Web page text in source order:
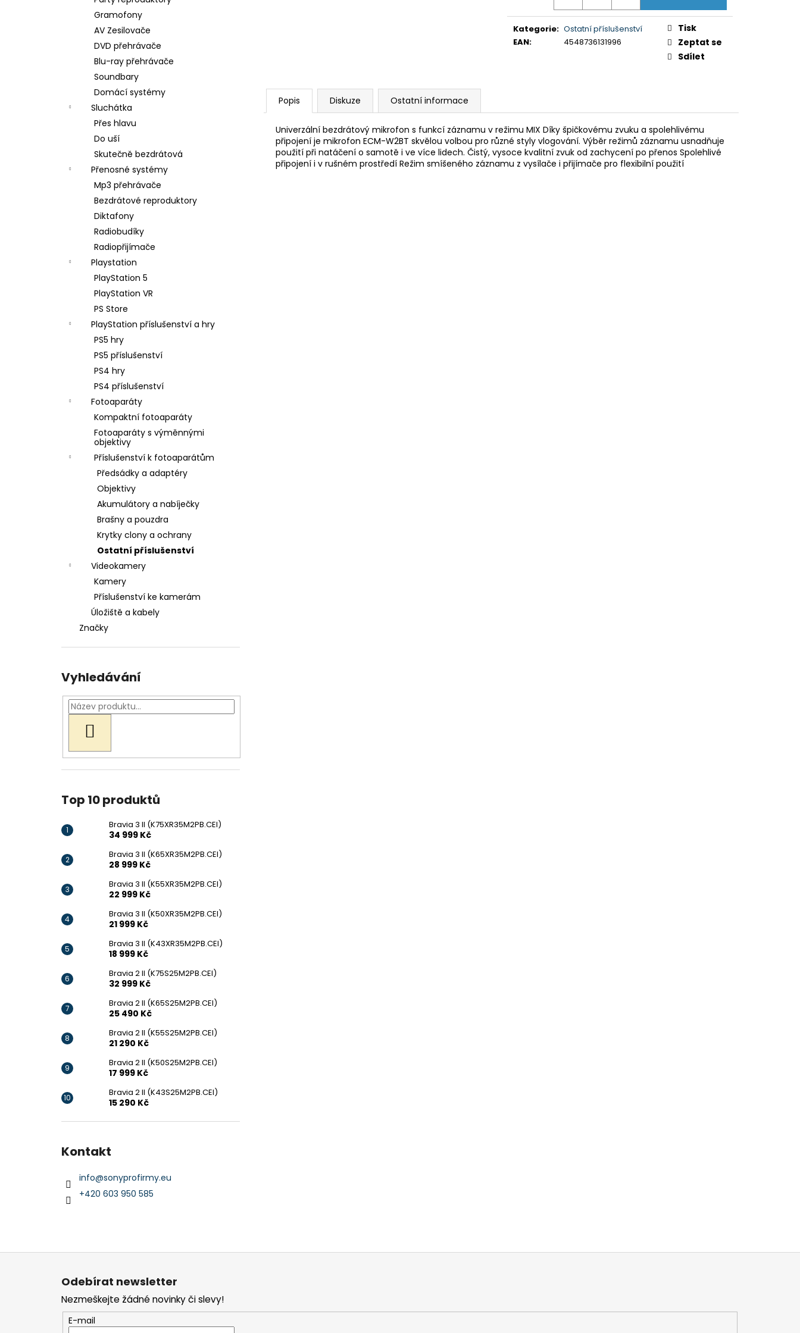
Gramofony
AV Zesilovače
DVD přehrávače
Blu-ray přehrávače
Soundbary
Domácí systémy
Sluchátka
Přes hlavu
Do uší
Skutečně bezdrátová
Přenosné systémy
Mp3 přehrávače
Bezdrátové reproduktory
Diktafony
Radiobudíky
Radiopřijímače
Playstation
PlayStation 5
PlayStation VR
PS Store
PlayStation příslušenství a hry
PS5 hry
PS5 příslušenství
PS4 hry
PS4 příslušenství
Fotoaparáty
Kompaktní fotoaparáty
Fotoaparáty s výměnnými
objektivy
Příslušenství k fotoaparátům
Předsádky a adaptéry
Objektivy
Akumulátory a nabíječky
Brašny a pouzdra
Krytky clony a ochrany
Ostatní příslušenství
Videokamery
Kamery
Příslušenství ke kamerám
Úložiště a kabely
Značky
Vyhledávání
Top 10 produktů
Bravia 3 II (K75XR35M2PB.CEI)
34 999 Kč
Bravia 3 II (K65XR35M2PB.CEI)
28 999 Kč
Bravia 3 II (K55XR35M2PB.CEI)
22 999 Kč
Bravia 3 II (K50XR35M2PB.CEI)
21 999 Kč
Bravia 3 II (K43XR35M2PB.CEI)
18 999 Kč
Bravia 2 II (K75S25M2PB.CEI)
32 999 Kč
Bravia 2 II (K65S25M2PB.CEI)
25 490 Kč
Bravia 2 II (K55S25M2PB.CEI)
21 290 Kč
Bravia 2 II (K50S25M2PB.CEI)
17 999 Kč
Bravia 2 II (K43S25M2PB.CEI)
15 290 Kč
Kontakt
info@sonyprofirmy.eu
+420 603 950 585
Kategorie: Ostatní příslušenství
EAN: 4548736131996
Tisk
Zeptat se
Sdílet
Popis Diskuze Ostatní informace
Univerzální bezdrátový mikrofon s funkcí záznamu v režimu MIX Díky špičkovému zvuku a spolehlivému
připojení je mikrofon ECM-W2BT skvělou volbou pro různé styly vlogování. Výběr režimů záznamu usnadňuje
použití při natáčení o samotě i ve více lidech. Čistý, vysoce kvalitní zvuk od zachycení po přenos Spolehlivé
připojení i v rušném prostředí Režim smíšeného záznamu z vysílače i přijímače pro flexibilní použití
BRAVIA 3 II (K75XR35M2PB.CEI)
34 999 Kč
22 999 Kč
Odebírat newsletter
Nezmeškejte žádné novinky či slevy!
E-mail